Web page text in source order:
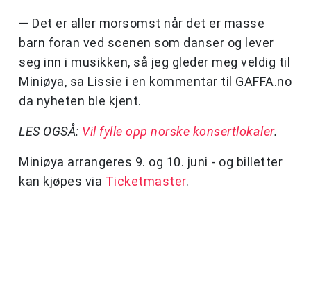
— Det er aller morsomst når det er masse
barn foran ved scenen som danser og lever
seg inn i musikken, så jeg gleder meg veldig til
Miniøya, sa Lissie i en kommentar til GAFFA.no
da nyheten ble kjent.
LES OGSÅ: Vil fylle opp norske konsertlokaler.
Miniøya arrangeres 9. og 10. juni - og billetter
kan kjøpes via Ticketmaster.